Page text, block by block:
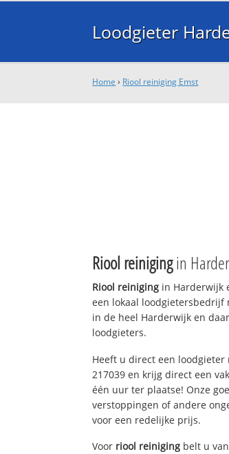
Loodgieter
Home › Riool reiniging Emst
Riool reinigingin
Riool reiniging in Harderwijk
een lokaal loodgietersbedrijf
in de heel Harderwijk en
loodgieters.
Heeft u direct een loodgieter
217039 en krijg direct een
één uur ter plaatse! Onze
verstoppingen of andere
voor een redelijke prijs.
Voor riool reiniging belt u